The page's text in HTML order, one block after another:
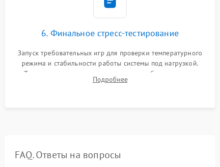
6. Финальное стресс-тестирование
Запуск требовательных игр для проверки температурного
режима и стабильности работы системы под нагрузкой.
Тестирование привода, синхронизации беспроводных
геймпадов, выхода в сеть и выдачи изображения без
Подробнее
FAQ. Ответы на вопросы